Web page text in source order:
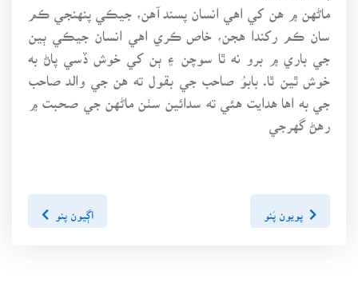
ماڻهن ۾ هن کي اهي انسان پسند آهن، جيڪي پنهنجي ڪم
سان ڪم رکندا هجن، خاص ڪري اهي انسان جيڪي ٻين
جي باري ۾ برو نه ٿا سوچن ۽ ٻن کي خوش ڏسي پاڻ به
خوش ٿين ٿا. بابوُ صاحب جي بقول ته هن جي والد صاحب
جي به اها هدايت هئي ته سدائين سٺن ماڻهن جي صحبت ۾
رهڻ گهرجي
پويون پَنو اڳيون پنو